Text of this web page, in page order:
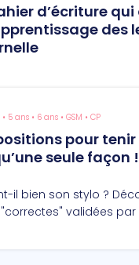
d’écriture
des
5 ans • 6 ans • GSM • CP
pour tenir
seule façon !
il bien son stylo ?
validées par